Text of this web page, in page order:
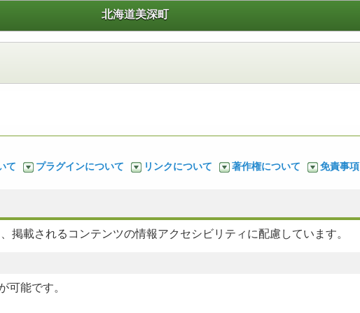
北海道美深町
て プラグインについて リンクについて 著作権について 免責事項
掲載されるコンテンツの情報アクセシビリティに配慮しています。
可能です。